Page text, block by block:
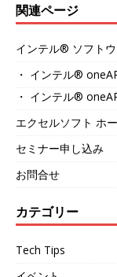
関連ページ
インテル® ソフト
・ インテル®
・ インテル®
エクセルソフト ホ
セミナー申し込み
お問合せ
カテゴリー
Tech Tips